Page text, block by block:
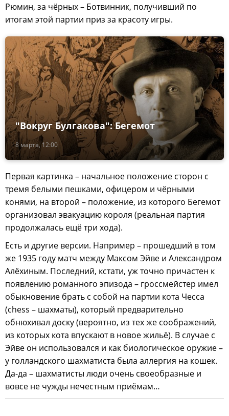
Рюмин, за чёрных – Ботвинник, получивший по
итогам этой партии приз за красоту игры.
8 марта, 12:00
"Вокруг Булгакова": Бегемот
Первая картинка – начальное положение сторон с
тремя белыми пешками, офицером и чёрными
конями, на второй – положение, из которого Бегемот
организовал эвакуацию короля (реальная партия
продолжалась ещё три хода).
Есть и другие версии. Например – прошедший в том
же 1935 году матч между Максом Эйве и Александром
Алёхиным. Последний, кстати, уж точно причастен к
появлению романного эпизода – гроссмейстер имел
обыкновение брать с собой на партии кота Чесса
(chess – шахматы), который предварительно
обнюхивал доску (вероятно, из тех же соображений,
из которых кота впускают в новое жильё). В случае с
Эйве он использовался и как биологическое оружие –
у голландского шахматиста была аллергия на кошек.
Да-да – шахматисты люди очень своеобразные и
вовсе не чужды нечестным приёмам…